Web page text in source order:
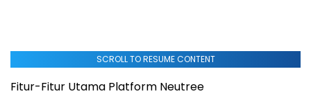
SCROLL TO RESUME CONTENT
Fitur-Fitur Utama Platform Neutree